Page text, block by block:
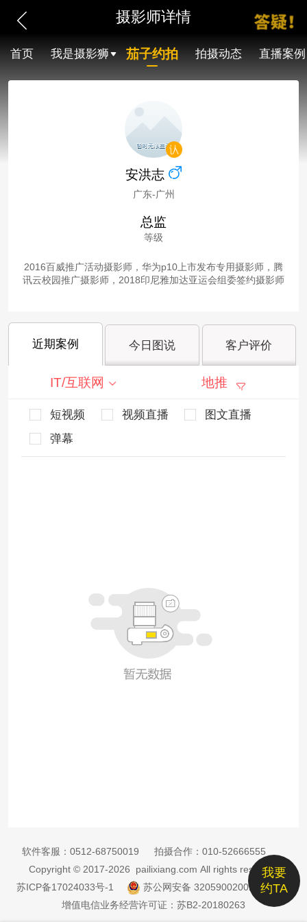
摄影师详情
首页 我是摄影狮 茄子约拍 拍摄动态 直播案例
安洪志
广东-广州
总监
等级
2016百威推广活动摄影师，华为p10上市发布专用摄影师，腾
讯云校园推广摄影师，2018印尼雅加达亚运会组委签约摄影师
近期案例 今日图说 客户评价
IT/互联网 地推
短视频 视频直播
图文直播
弹幕
我要
约TA
软件客服： 0512-68750019 拍摄合作： 010-52666555
Copyright © 2017-2026 pailixiang.com All rights reserved
苏ICP备17024033号-1
苏公网安备 32059002002885号
增值电信业务经营许可证：苏B2-20180263